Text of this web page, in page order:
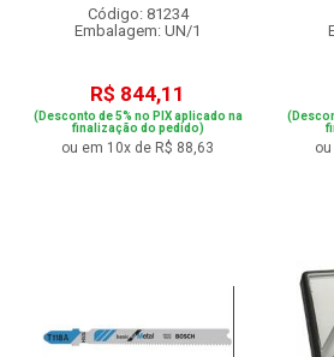
Código: 81234
Embalagem: UN/1
R$ 844,11
(Desconto de 5% no PIX aplicado na
finalização do pedido)
ou em 10x de R$ 88,63